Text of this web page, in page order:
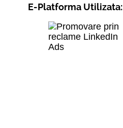
E-Platforma Utilizata: